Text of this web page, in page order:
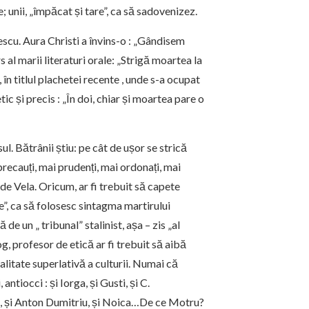
„împăcat și tare”, ca să sadovenizez.
Aura Christi a învins-o : „Gândisem
al marii literaturi orale: „Strigă moartea la
titlul plachetei recente , unde s-a ocupat
și precis : „În doi, chiar și moartea pare o
Bătrânii știu: pe cât de ușor se strică
mai prudenți, mai ordonați, mai
Vela. Oricum, ar fi trebuit să capete
ca să folosesc sintagma martirului
un „ tribunal” stalinist, așa – zis „al
profesor de etică ar fi trebuit să aibă
superlativă a culturii. Numai că
: și Iorga, și Gusti, și C.
și Anton Dumitriu, și Noica…De ce Motru?